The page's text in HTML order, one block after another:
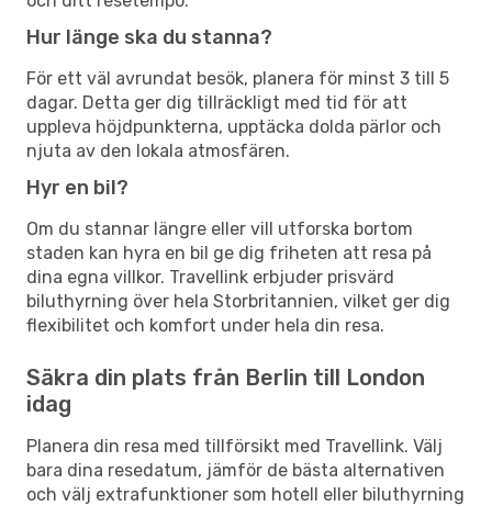
Hur länge ska du stanna?
För ett väl avrundat besök, planera för minst 3 till 5
dagar. Detta ger dig tillräckligt med tid för att
uppleva höjdpunkterna, upptäcka dolda pärlor och
njuta av den lokala atmosfären.
Hyr en bil?
Om du stannar längre eller vill utforska bortom
staden kan hyra en bil ge dig friheten att resa på
dina egna villkor. Travellink erbjuder prisvärd
biluthyrning över hela Storbritannien, vilket ger dig
flexibilitet och komfort under hela din resa.
Säkra din plats från Berlin till London
idag
Planera din resa med tillförsikt med Travellink. Välj
bara dina resedatum, jämför de bästa alternativen
och välj extrafunktioner som hotell eller biluthyrning